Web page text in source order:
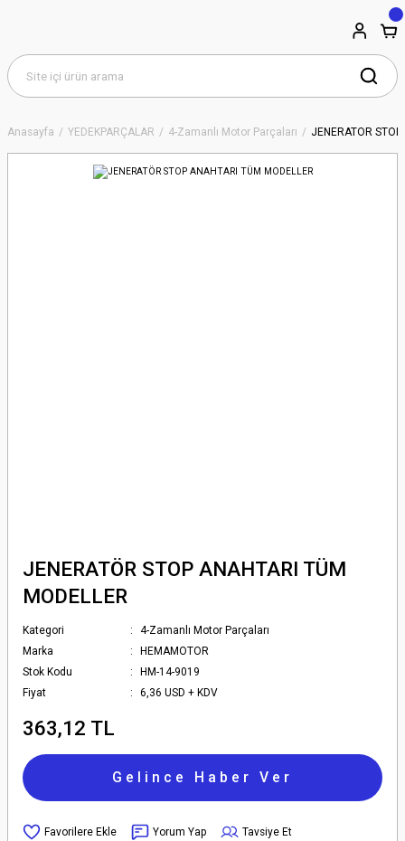
Anasayfa YEDEKPARÇALAR 4-Zamanlı Motor Parçaları JENERATÖR
JENERATÖR STOP ANAHTARI TÜM
MODELLER
Kategori
4-Zamanlı Motor Parçaları
Marka
HEMAMOTOR
Stok Kodu
HM-14-9019
Fiyat
6,36 USD + KDV
363,12 TL
Gelince Haber Ver
Yorum Yap
Tavsiye Et